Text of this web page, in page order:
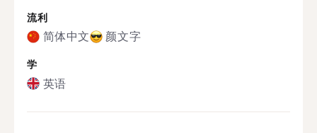
流利
简体中文 颜文字
学
英语